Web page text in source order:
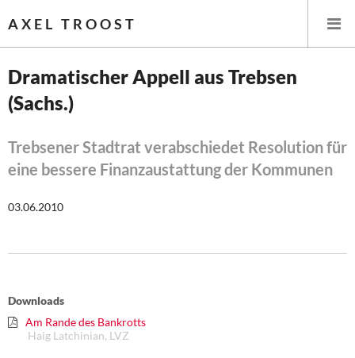
AXEL TROOST
Startseite
Themen
Leitlinien linker Wirtschafts- und Finanzpolitik
Steuer- und Finanzpolitik
Eurokrise und Griechenland
Dramatischer Appell aus Trebsen
(Sachs.)
Trebsener Stadtrat verabschiedet Resolution für
eine bessere Finanzaustattung der Kommunen
03.06.2010
Downloads
Am Rande des Bankrotts
Haig Latchinian, LVZ